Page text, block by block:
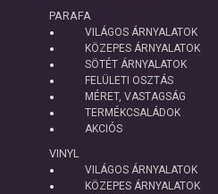
PARAFA
VILÁGOS ÁRNYALATOK
KÖZEPES ÁRNYALATOK
SÖTÉT ÁRNYALATOK
FELÜLETI OSZTÁS
MÉRET, VASTAGSÁG
TERMÉKCSALÁDOK
AKCIÓS
VINYL
VILÁGOS ÁRNYALATOK
KÖZEPES ÁRNYALATOK